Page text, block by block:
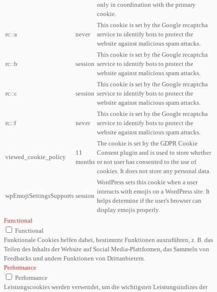
only in coordination with the primary
cookie.
rc::a never
This cookie is set by the Google recaptcha
service to identify bots to protect the
website against malicious spam attacks.
rc::b session
This cookie is set by the Google recaptcha
service to identify bots to protect the
website against malicious spam attacks.
rc::c session
This cookie is set by the Google recaptcha
service to identify bots to protect the
website against malicious spam attacks.
rc::f never
This cookie is set by the Google recaptcha
service to identify bots to protect the
website against malicious spam attacks.
viewed_cookie_policy
11
months
The cookie is set by the GDPR Cookie
Consent plugin and is used to store whether
or not user has consented to the use of
cookies. It does not store any personal data.
wpEmojiSettingsSupports session
WordPress sets this cookie when a user
interacts with emojis on a WordPress site. It
helps determine if the user's browser can
display emojis properly.
Functional
Functional
Funktionale Cookies helfen dabei, bestimmte Funktionen auszuführen, z. B. das
Teilen des Inhalts der Website auf Social Media-Plattformen, das Sammeln von
Feedbacks und andere Funktionen von Drittanbietern.
Performance
Performance
Leistungscookies werden verwendet, um die wichtigsten Leistungsindizes der